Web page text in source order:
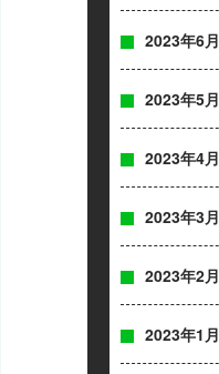
2023年6月
2023年5月
2023年4月
2023年3月
2023年2月
2023年1月